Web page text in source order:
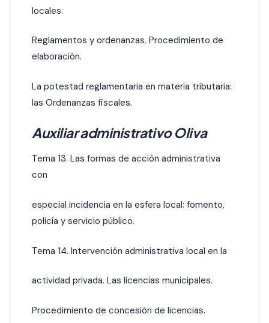
locales:
Reglamentos y ordenanzas. Procedimiento de
elaboración.
La potestad reglamentaria en materia tributaria:
las Ordenanzas fiscales.
Auxiliar administrativo Oliva
Tema 13. Las formas de acción administrativa
con
especial incidencia en la esfera local: fomento,
policía y servicio público.
Tema 14. Intervención administrativa local en la
actividad privada. Las licencias municipales.
Procedimiento de concesión de licencias.